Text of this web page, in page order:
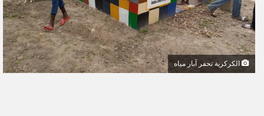
د
ا
إ
ل
ك
الكركرية تحفر آبار مياه